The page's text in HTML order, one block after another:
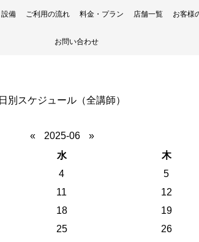
備 ご利用の流れ 料金・プラン 店舗一覧 お客様
お問い合わせ
日別スケジュール（全講師）
« 2025-06 »
水 木
4 5
11 12
18 19
25 26